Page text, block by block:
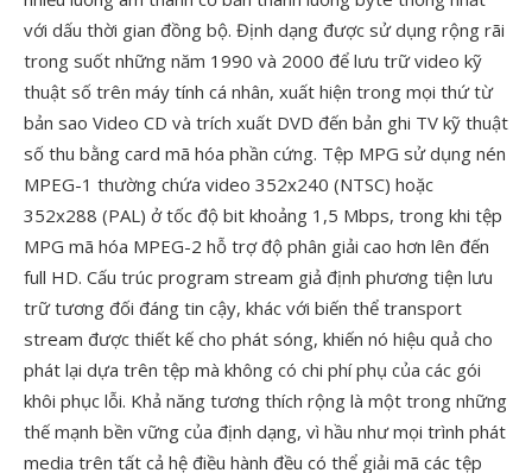
với dấu thời gian đồng bộ. Định dạng được sử dụng rộng rãi
trong suốt những năm 1990 và 2000 để lưu trữ video kỹ
thuật số trên máy tính cá nhân, xuất hiện trong mọi thứ từ
bản sao Video CD và trích xuất DVD đến bản ghi TV kỹ thuật
số thu bằng card mã hóa phần cứng. Tệp MPG sử dụng nén
MPEG-1 thường chứa video 352x240 (NTSC) hoặc
352x288 (PAL) ở tốc độ bit khoảng 1,5 Mbps, trong khi tệp
MPG mã hóa MPEG-2 hỗ trợ độ phân giải cao hơn lên đến
full HD. Cấu trúc program stream giả định phương tiện lưu
trữ tương đối đáng tin cậy, khác với biến thể transport
stream được thiết kế cho phát sóng, khiến nó hiệu quả cho
phát lại dựa trên tệp mà không có chi phí phụ của các gói
khôi phục lỗi. Khả năng tương thích rộng là một trong những
thế mạnh bền vững của định dạng, vì hầu như mọi trình phát
media trên tất cả hệ điều hành đều có thể giải mã các tệp